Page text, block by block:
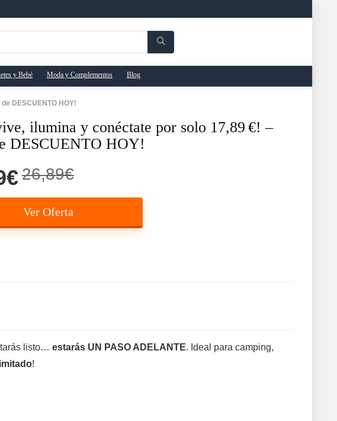
y Bebé Moda y Complementos Blog
DESCUENTO HOY!
ilumina y conéctate por solo 17,89 €! –
DESCUENTO HOY!
26,89€
Ver Oferta
listo… estarás UN PASO ADELANTE. Ideal para camping,
!